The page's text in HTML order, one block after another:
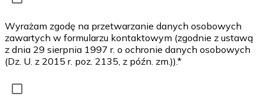
Wyrażam zgodę na przetwarzanie danych osobowych
zawartych w formularzu kontaktowym (zgodnie z ustawą
z dnia 29 sierpnia 1997 r. o ochronie danych osobowych
(Dz. U. z 2015 r. poz. 2135, z późn. zm.)).*